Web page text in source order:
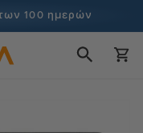
100 ημερών
να μετράει
Καλάθι